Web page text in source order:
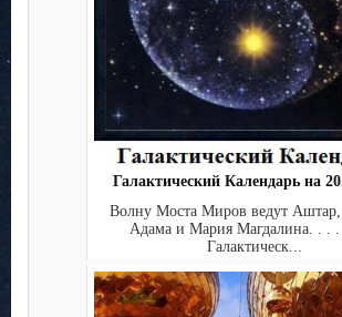
Галактический Календарь на
Волну Моста Миров ведут Аштар,
Адама и Мария Магдалина. . . .
Галактическ...